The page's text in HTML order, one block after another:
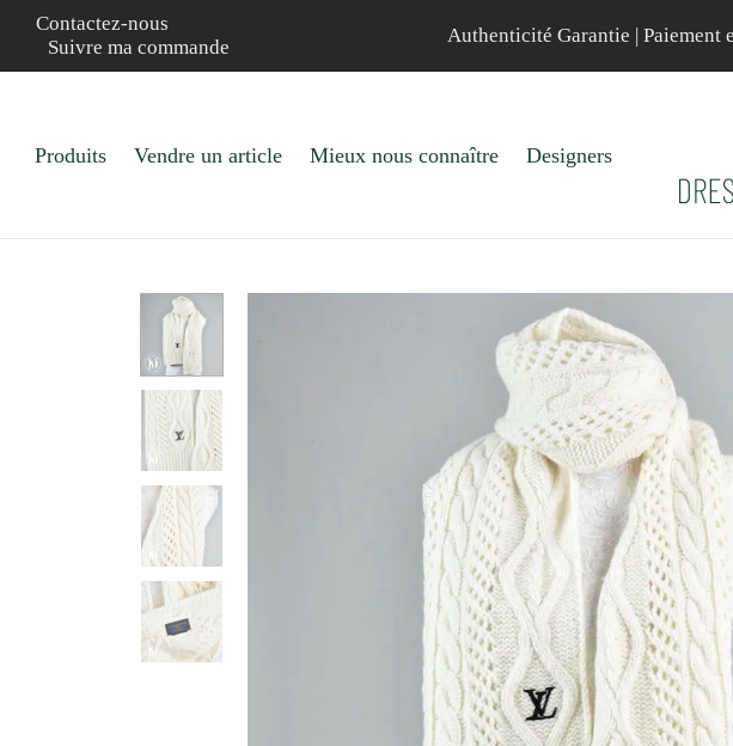
Contactez-nous
Suivre ma commande
Authenticité Garantie | Paiement
Produits Vendre un article Mieux nous connaître Designers